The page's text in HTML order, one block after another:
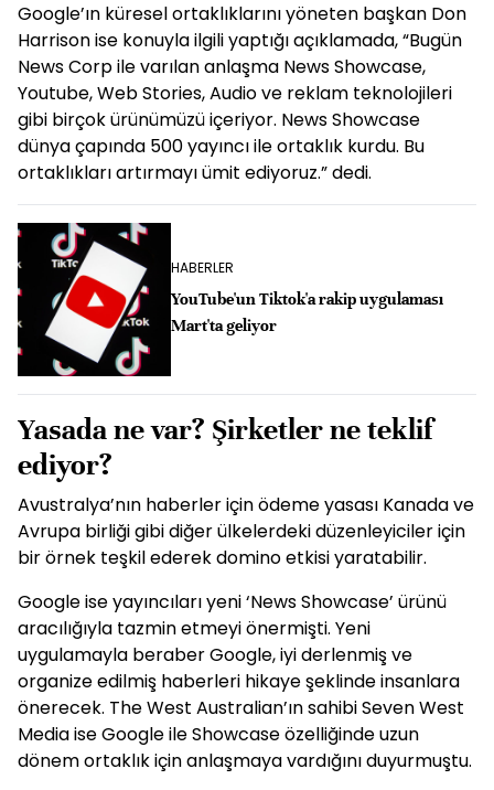
Google’ın küresel ortaklıklarını yöneten başkan Don
Harrison ise konuyla ilgili yaptığı açıklamada, “Bugün
News Corp ile varılan anlaşma News Showcase,
Youtube, Web Stories, Audio ve reklam teknolojileri
gibi birçok ürünümüzü içeriyor. News Showcase
dünya çapında 500 yayıncı ile ortaklık kurdu. Bu
ortaklıkları artırmayı ümit ediyoruz.” dedi.
HABERLER
YouTube'un Tiktok'a rakip uygulaması
Mart'ta geliyor
Yasada ne var? Şirketler ne teklif
ediyor?
Avustralya’nın haberler için ödeme yasası Kanada ve
Avrupa birliği gibi diğer ülkelerdeki düzenleyiciler için
bir örnek teşkil ederek domino etkisi yaratabilir.
Google ise yayıncıları yeni ‘News Showcase’ ürünü
aracılığıyla tazmin etmeyi önermişti. Yeni
uygulamayla beraber Google, iyi derlenmiş ve
organize edilmiş haberleri hikaye şeklinde insanlara
önerecek. The West Australian’ın sahibi Seven West
Media ise Google ile Showcase özelliğinde uzun
dönem ortaklık için anlaşmaya vardığını duyurmuştu.